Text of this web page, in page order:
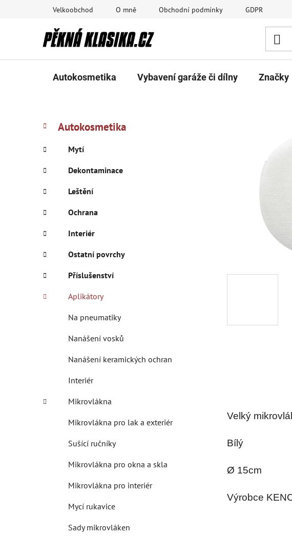
Velkoobchod O mně Obchodní podmínky GDPR
Autokosmetika Vybavení garáže či dílny Značky
P
s
r
a
n
í
a
e
l
Přeskočit
kategorie
K
a
e
g
o
r
e
Autokosmetika
Mytí
Dekontaminace
Leštění
Ochrana
Interiér
Ostatní povrchy
Příslušenství
Aplikátory
Na pneumatiky
Nanášení vosků
Nanášení keramických ochran
Interiér
Mikrovlákna
Mikrovlákna pro lak a exteriér
Sušící ručníky
Mikrovlákna pro okna a skla
Mikrovlákna pro interiér
Mycí rukavice
Sady mikrovláken
Velký
Bílý
Ø 15cm
Výrobce